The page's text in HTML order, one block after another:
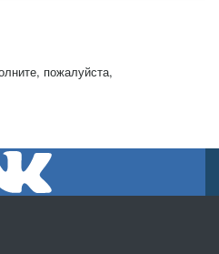
пожалуйста,